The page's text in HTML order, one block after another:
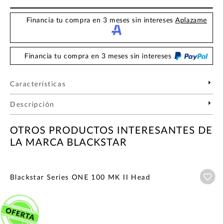
Financia tu compra en 3 meses sin interesesAplazame
Financia tu compra en 3 meses sin intereses
Características
Descripción
OTROS PRODUCTOS INTERESANTES DE
LA MARCA BLACKSTAR
Blackstar Series ONE 100 MK II Head